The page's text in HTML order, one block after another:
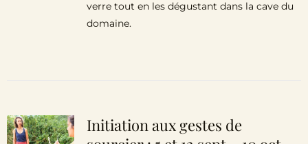
verre tout en les dégustant dans la cave du
domaine.
Initiation aux gestes de